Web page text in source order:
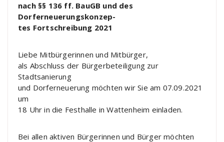
nach §§ 136 ff. BauGB und des
Dorferneuerungskonzep-
tes Fortschreibung 2021
Liebe Mitbürgerinnen und Mitbürger,
als Abschluss der Bürgerbeteiligung zur
Stadtsanierung
und Dorferneuerung möchten wir Sie am 07.09.2021
um
18 Uhr in die Festhalle in Wattenheim einladen.
Bei allen aktiven Bürgerinnen und Bürger möchten